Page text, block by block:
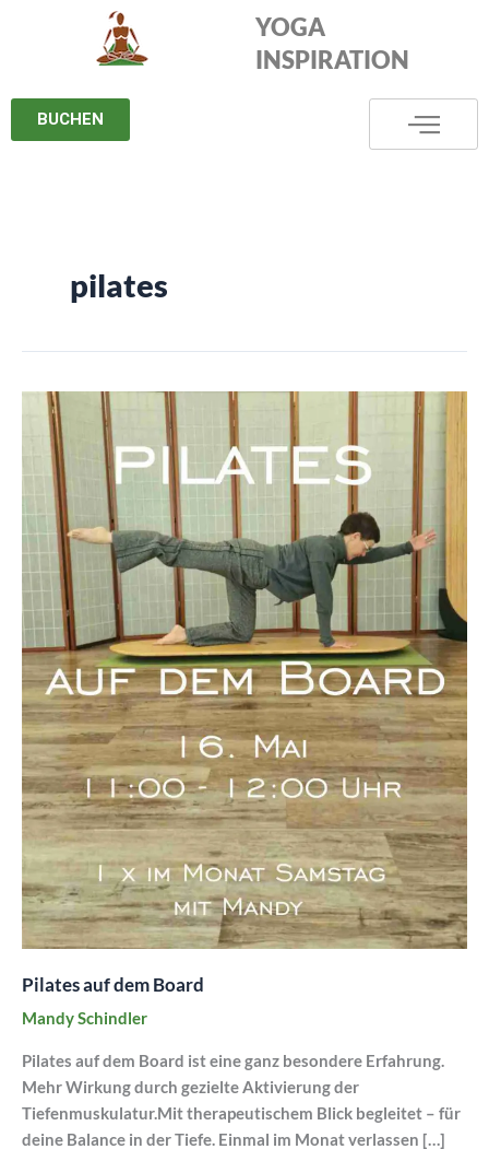
YOGA
INSPIRATION
BUCHEN
pilates
Pilates auf dem Board
Mandy Schindler
Pilates auf dem Board ist eine ganz besondere Erfahrung.
Mehr Wirkung durch gezielte Aktivierung der
Tiefenmuskulatur.Mit therapeutischem Blick begleitet – für
deine Balance in der Tiefe. Einmal im Monat verlassen […]
Pilates
dem
Board